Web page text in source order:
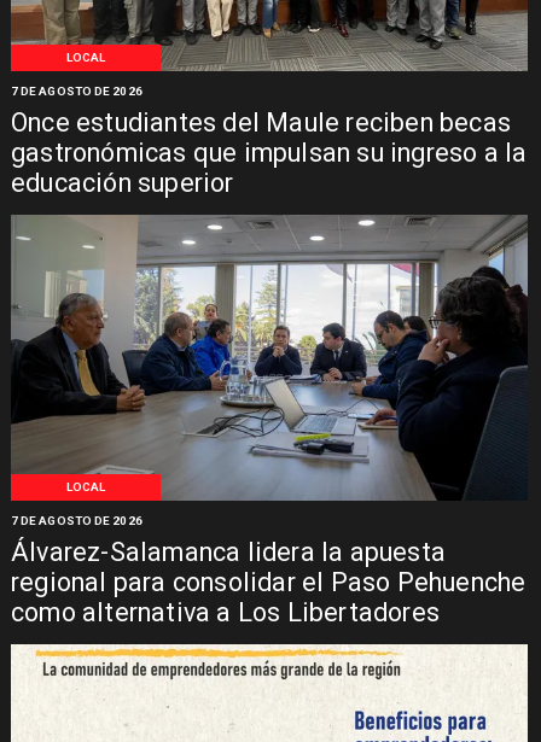
LOCAL
Once estudiantes del Maule reciben becas
gastronómicas que impulsan su ingreso a la
educación superior
7 DE AGOSTO DE 2026
LOCAL
Álvarez-Salamanca lidera la apuesta
regional para consolidar el Paso Pehuenche
como alternativa a Los Libertadores
7 DE AGOSTO DE 2026